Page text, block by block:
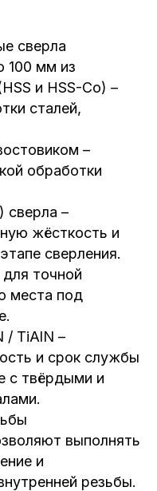
сверла
100 мм из
и HSS-Co) –
сталей,
–
обработки
сверла –
жёсткость и
сверления.
точной
места под
/ TiAlN –
и срок службы
с твёрдыми и
выполнять
и
резьбы.